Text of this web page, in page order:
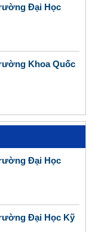
Đại Học
Khoa Quốc
Đại Học
Đại Học Kỹ